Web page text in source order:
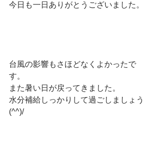
今日も一日ありがとうございました。
台風の影響もさほどなくよかったで
す。
また暑い日が戻ってきました。
水分補給しっかりして過ごしましょう
(^^)/